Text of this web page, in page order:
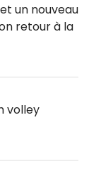
un nouveau
retour à la
volley